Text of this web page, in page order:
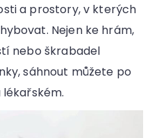
a prostory, v kterých
Nejen ke hrám,
nebo škrabadel
sáhnout můžete po